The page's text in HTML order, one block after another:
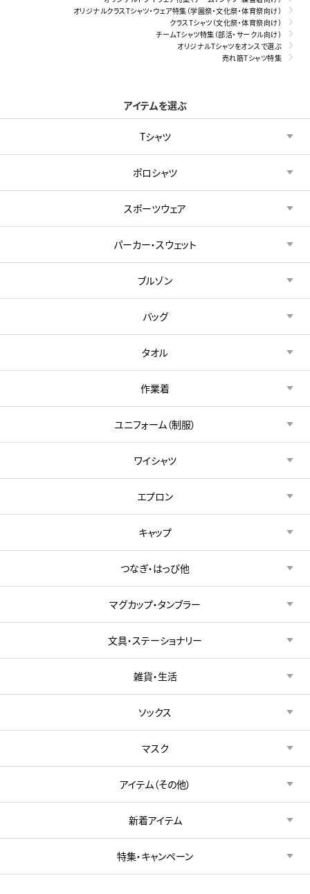
オリジナルクラスTシャツ・ウェア特集（学園祭・文化祭・体育祭向け）
クラスTシャツ（文化祭・体育祭向け）
チームTシャツ特集（部活・サークル向け）
オリジナルTシャツをオンスで選ぶ
売れ筋Tシャツ特集
アイテムを選ぶ
Tシャツ
ポロシャツ
スポーツウェア
パーカー・スウェット
ブルゾン
バッグ
タオル
作業着
ユニフォーム（制服）
ワイシャツ
エプロン
キャップ
つなぎ・はっぴ他
マグカップ・タンブラー
文具・ステーショナリー
雑貨・生活
ソックス
マスク
アイテム（その他）
新着アイテム
特集・キャンペーン